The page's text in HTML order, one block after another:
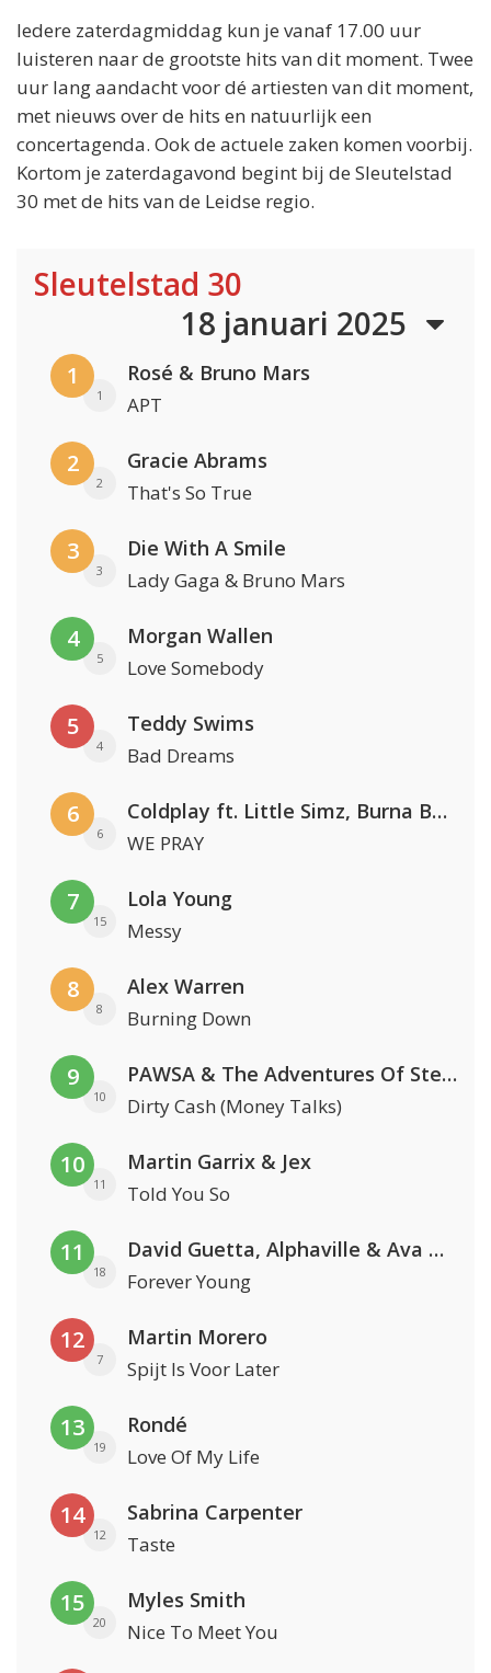
Iedere zaterdagmiddag kun je vanaf 17.00 uur
luisteren naar de grootste hits van dit moment. Twee
uur lang aandacht voor dé artiesten van dit moment,
met nieuws over de hits en natuurlijk een
concertagenda. Ook de actuele zaken komen voorbij.
Kortom je zaterdagavond begint bij de Sleutelstad
30 met de hits van de Leidse regio.
Sleutelstad 30
18 januari 2025
1
1
Rosé & Bruno Mars
APT
2
2
Gracie Abrams
That's So True
3
3
Die With A Smile
Lady Gaga & Bruno Mars
4
5
Morgan Wallen
Love Somebody
5
4
Teddy Swims
Bad Dreams
6
6
Coldplay ft. Little Simz, Burna Boy, Elyanna & Tini
WE PRAY
7
15
Lola Young
Messy
8
8
Alex Warren
Burning Down
9
10
PAWSA & The Adventures Of Stevie V
Dirty Cash (Money Talks)
10
11
Martin Garrix & Jex
Told You So
11
18
David Guetta, Alphaville & Ava Max
Forever Young
12
7
Martin Morero
Spijt Is Voor Later
13
19
Rondé
Love Of My Life
14
12
Sabrina Carpenter
Taste
15
20
Myles Smith
Nice To Meet You